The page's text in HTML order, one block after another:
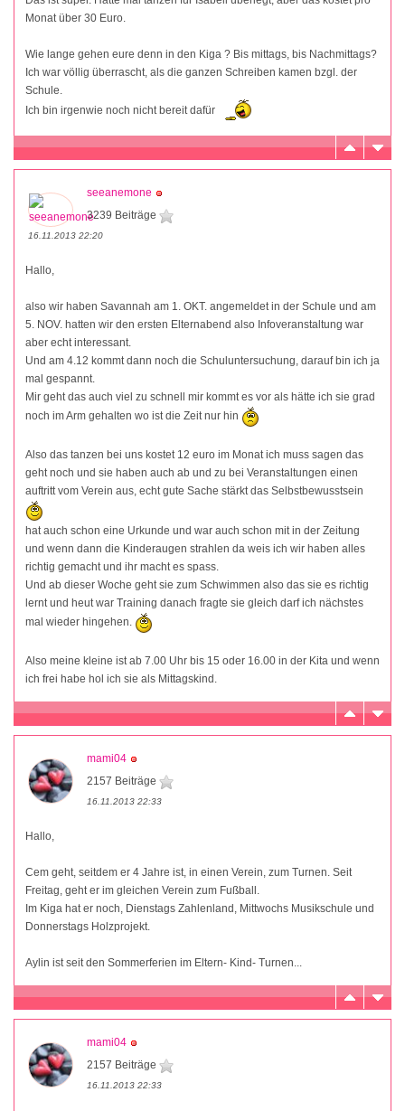
Monat über 30 Euro.
Wie lange gehen eure denn in den Kiga ? Bis mittags, bis Nachmittags?
Ich war völlig überrascht, als die ganzen Schreiben kamen bzgl. der
Schule.
Ich bin irgenwie noch nicht bereit dafür
seeanemone
3239 Beiträge
16.11.2013 22:20
Hallo,
also wir haben Savannah am 1. OKT. angemeldet in der Schule und am
5. NOV. hatten wir den ersten Elternabend also Infoveranstaltung war
aber echt interessant.
Und am 4.12 kommt dann noch die Schuluntersuchung, darauf bin ich ja
mal gespannt.
Mir geht das auch viel zu schnell mir kommt es vor als hätte ich sie grad
noch im Arm gehalten wo ist die Zeit nur hin
Also das tanzen bei uns kostet 12 euro im Monat ich muss sagen das
geht noch und sie haben auch ab und zu bei Veranstaltungen einen
auftritt vom Verein aus, echt gute Sache stärkt das Selbstbewusstsein
hat auch schon eine Urkunde und war auch schon mit in der Zeitung
und wenn dann die Kinderaugen strahlen da weis ich wir haben alles
richtig gemacht und ihr macht es spass.
Und ab dieser Woche geht sie zum Schwimmen also das sie es richtig
lernt und heut war Training danach fragte sie gleich darf ich nächstes
mal wieder hingehen.
Also meine kleine ist ab 7.00 Uhr bis 15 oder 16.00 in der Kita und wenn
ich frei habe hol ich sie als Mittagskind.
mami04
2157 Beiträge
16.11.2013 22:33
Hallo,
Cem geht, seitdem er 4 Jahre ist, in einen Verein, zum Turnen. Seit
Freitag, geht er im gleichen Verein zum Fußball.
Im Kiga hat er noch, Dienstags Zahlenland, Mittwochs Musikschule und
Donnerstags Holzprojekt.
Aylin ist seit den Sommerferien im Eltern- Kind- Turnen...
mami04
2157 Beiträge
16.11.2013 22:33